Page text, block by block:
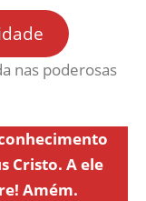
nas poderosas
Cristo. A ele
Amém.